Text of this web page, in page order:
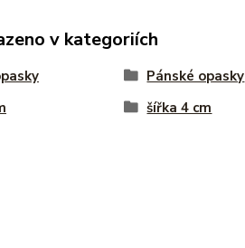
v kategoriích
Pánské opasky
šířka 4 cm